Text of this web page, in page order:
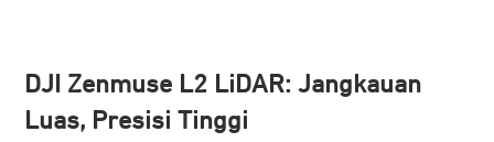
DJI Zenmuse L2 LiDAR: Jangkauan
Luas, Presisi Tinggi